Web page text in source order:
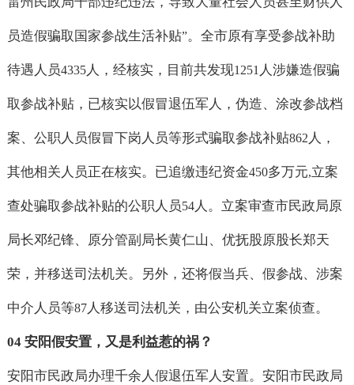
员造假骗取国家参战生活补贴”。全市原有享受参战补助
待遇人员4335人，经核实，目前共发现1251 人涉嫌造假骗
取参战补贴，已核实以假冒退伍军人，伪造、涂改参战档
案、公职人员假冒下岗人员等形式骗取参战补贴862人，
其他相关人员正在核实。已追缴违纪资金450多万元,立案
查处骗取参战补贴的公职人员54人。立案审查市民政局原
局长邓纪锋、原分管副局长黄仁山、优抚股原股长郑天
荣，并移送司法机关。另外，还将假当兵、假参战、涉案
中介人员等87人移送司法机关，由公安机关立案侦查。
04 安阳假安置，又是利益惹的祸？
安阳市民政局办理千余人假退伍军人安置。安阳市民政局